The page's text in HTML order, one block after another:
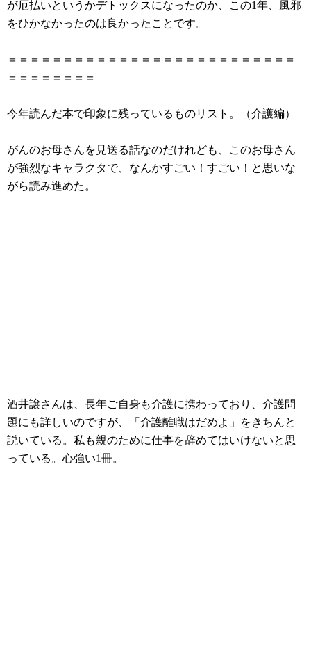
が厄払いというかデトックスになったのか、この1年、風邪
をひかなかったのは良かったことです。
＝＝＝＝＝＝＝＝＝＝＝＝＝＝＝＝＝＝＝＝＝＝＝＝＝＝
＝＝＝＝＝＝＝＝
今年読んだ本で印象に残っているものリスト。（介護編）
がんのお母さんを見送る話なのだけれども、このお母さん
が強烈なキャラクタで、なんかすごい！すごい！と思いな
がら読み進めた。
酒井譲さんは、長年ご自身も介護に携わっており、介護問
題にも詳しいのですが、「介護離職はだめよ」をきちんと
説いている。私も親のために仕事を辞めてはいけないと思
っている。心強い1冊。